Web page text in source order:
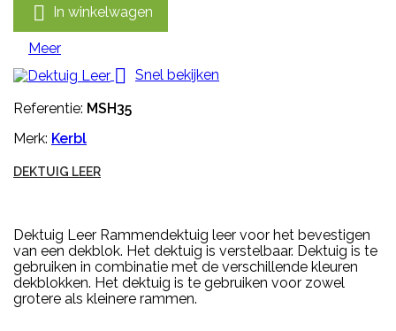
 In winkelwagen
Meer
 Snel bekijken
Referentie: MSH35
Merk: Kerbl
DEKTUIG LEER
Dektuig Leer Rammendektuig leer voor het bevestigen
van een dekblok. Het dektuig is verstelbaar. Dektuig is te
gebruiken in combinatie met de verschillende kleuren
dekblokken. Het dektuig is te gebruiken voor zowel
grotere als kleinere rammen.